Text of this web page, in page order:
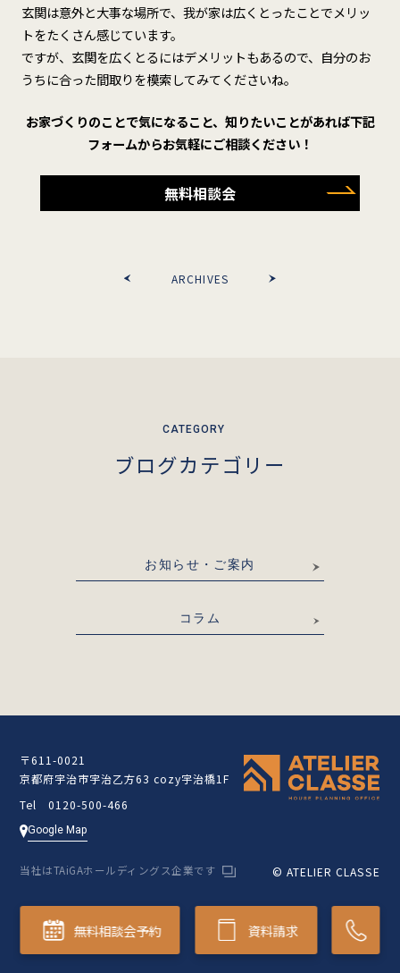
玄関は意外と大事な場所で、我が家は広くとったことでメリッ
トをたくさん感じています。
ですが、玄関を広くとるにはデメリットもあるので、自分のお
うちに合った間取りを模索してみてくださいね。
お家づくりのことで気になること、知りたいことがあれば下記
フォームからお気軽にご相談ください！
無料相談会
ARCHIVES
ブログカテゴリー
お知らせ・ご案内
コラム
〒611-0021
京都府宇治市宇治乙方63 cozy宇治橋1F
Tel 0120-500-466
Google Map
当社はTAiGAホールディングス企業です © ATELIER CLASSE
無料相談会予約 資料請求